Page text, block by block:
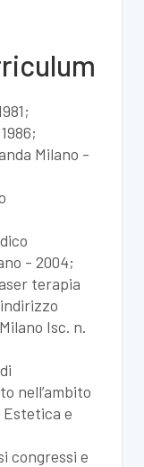
Milano -
- 2004;
terapia
Isc. n.
nell’ambito
Estetica e
congressi e